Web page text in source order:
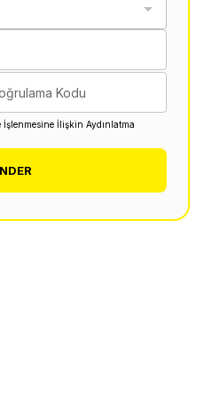
Kodu
İşlenmesine İlişkin Aydınlatma